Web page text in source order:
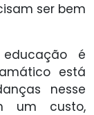
ser bem
é
está
nesse
um custo,